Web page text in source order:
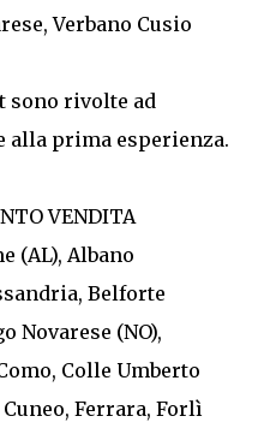
Verbano Cusio
sono rivolte ad
alla prima esperienza.
VENDITA
(AL), Albano
Belforte
Novarese (NO),
Colle Umberto
Ferrara, Forlì